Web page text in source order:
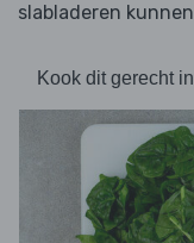
slabladeren
Kook dit gerecht